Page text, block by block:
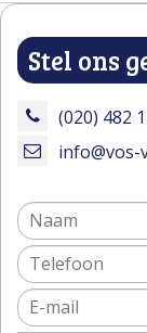
Stel ons
(020) 482
info@vos-